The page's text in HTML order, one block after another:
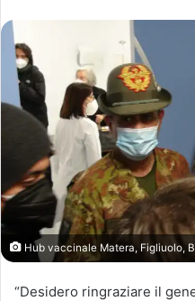
Hub vaccinale Matera, Figliuolo,
“Desidero ringraziare il